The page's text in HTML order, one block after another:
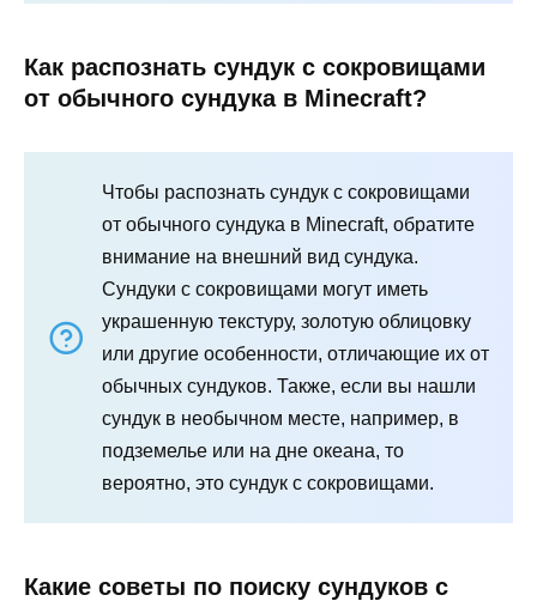
Как распознать сундук с сокровищами
от обычного сундука в Minecraft?
Чтобы распознать сундук с сокровищами
от обычного сундука в Minecraft, обратите
внимание на внешний вид сундука.
Сундуки с сокровищами могут иметь
украшенную текстуру, золотую облицовку
или другие особенности, отличающие их от
обычных сундуков. Также, если вы нашли
сундук в необычном месте, например, в
подземелье или на дне океана, то
вероятно, это сундук с сокровищами.
Какие советы по поиску сундуков с